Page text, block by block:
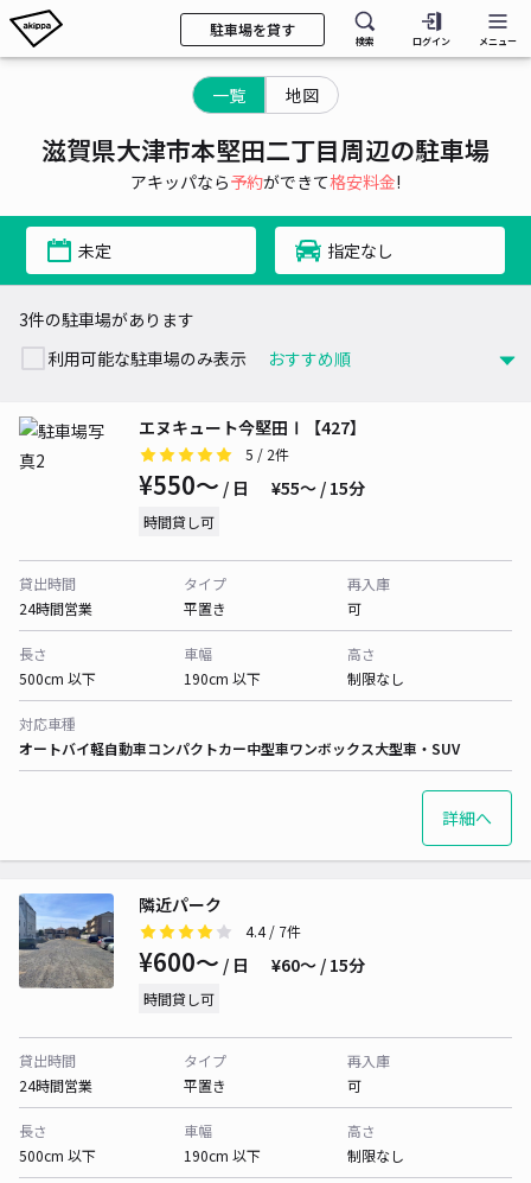
駐車場を貸す
検索 ログイン メニュー
一覧 地図
滋賀県大津市本堅田二丁目周辺の駐車場
アキッパなら予約ができて格安料金!
未定 指定なし
3件の駐車場があります
利用可能な駐車場のみ表示
エヌキュート今堅田Ⅰ【427】
5 / 2件
¥550〜 / 日 ¥55〜 / 15分
時間貸し可
貸出時間
24時間営業
タイプ
平置き
再入庫
可
長さ
500cm 以下
車幅
190cm 以下
高さ
制限なし
対応車種
オートバイ軽自動車コンパクトカー中型車ワンボックス大型車・SUV
詳細へ
隣近パーク
4.4/ 7件
¥600〜 / 日 ¥60〜 / 15分
時間貸し可
貸出時間
24時間営業
タイプ
平置き
再入庫
可
長さ
500cm 以下
車幅
190cm 以下
高さ
制限なし